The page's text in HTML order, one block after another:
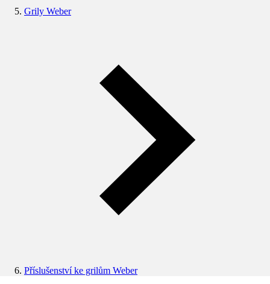
Grily Weber
Příslušenství ke grilům Weber